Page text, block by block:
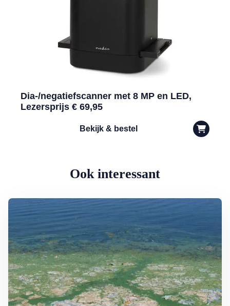
Dia-/negatiefscanner met 8 MP en LED,
Lezersprijs € 69,95
Bekijk & bestel
Ook interessant
Lees meer over Zwemmen in open water? Waak voor blauwalg en